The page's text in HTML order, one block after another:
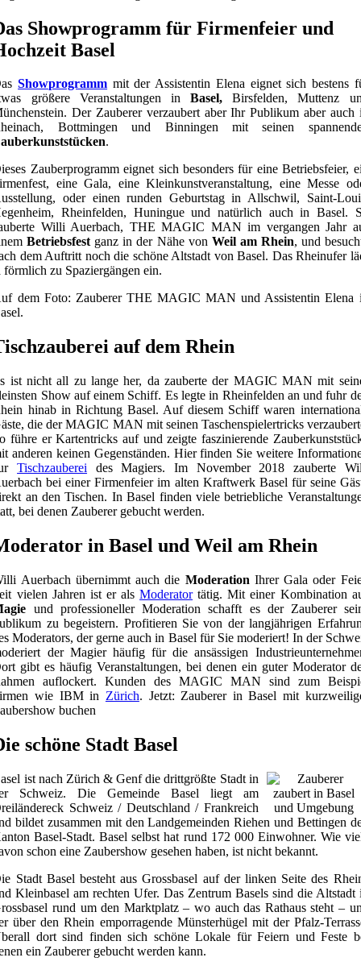
Showprogramm für Firmenfeier und
Basel
Showprogramm mit der Assistentin Elena eignet sich bestens
größere Veranstaltungen inBasel,Birsfelden, Muttenz
Der Zauberer verzaubert aber Ihr Publikum aber auch
Bottmingen und Binningen mit seinen
.
Zauberprogramm eignet sich besonders für eine Betriebsfeier,
eine Gala, eine Kleinkunstveranstaltung, eine Messe
oder einen runden Geburtstag in Allschwil, Saint-
Rheinfelden, Huningue und natürlich auch in Basel.
Willi Auerbach, THE MAGIC MAN im vergangen Jahr
Betriebsfestganz in der Nähe von Weil am Rhein, und
dem Auftritt noch die schöne Altstadt von Basel. Das Rheinufer
förmlich zu Spaziergängen ein.
dem Foto: Zauberer THE MAGIC MAN und Assistentin Elena
auf dem Rhein
ist nicht all zu lange her, da zauberte der MAGIC MAN mit
Show auf einem Schiff. Es legte in Rheinfelden an und fuhr
hinab in Richtung Basel. Auf diesem Schiff waren
die der MAGIC MAN mit seinen Taschenspielertricks
führe er Kartentricks auf und zeigte faszinierende
anderen keinen Gegenständen. Hier finden Sie weitere
Tischzauberei des Magiers. Im November 2018 zauberte
bei einer Firmenfeier im alten Kraftwerk Basel für seine
an den Tischen. In Basel finden viele betriebliche
bei denen Zauberer gebucht werden.
in Basel und Weil am Rhein
Auerbach übernimmt auch die Moderation Ihrer Gala oder
vielen Jahren ist er alsModeratortätig. Mit einer Kombination
und professioneller Moderation schafft es der Zauberer
zu begeistern. Profitieren Sie von der langjährigen
Moderators, der gerne auch in Basel für Sie moderiert! In der
der Magier häufig für die ansässigen
gibt es häufig Veranstaltungen, bei denen ein guter Moderator
auflockert. Kunden des MAGIC MAN sind zum
wie IBM in Zürich. Jetzt: Zauberer in Basel mit
buchen
schöne Stadt Basel
ist nach Zürich & Genf die drittgrößte Stadt in
Schweiz. Die Gemeinde Basel liegt am
Schweiz / Deutschland / Frankreich
bildet zusammen mit den Landgemeinden Riehen und Bettingen
Basel-Stadt. Basel selbst hat rund 172 000 Einwohner. Wie
schon eine Zaubershow gesehen haben, ist nicht bekannt.
Stadt Basel besteht aus Grossbasel auf der linken Seite des
Kleinbasel am rechten Ufer. Das Zentrum Basels sind die Altstadt
rund um den Marktplatz – wo auch das Rathaus steht –
über den Rhein emporragende Münsterhügel mit der Pfalz-
dort sind finden sich schöne Lokale für Feiern und Feste
ein Zauberer gebucht werden kann.